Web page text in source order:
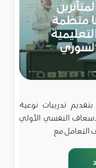
منظمة
تدريبات نوعية
النفسي الأولي
التعامل مع